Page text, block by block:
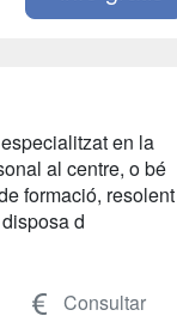
en la
al centre, o bé
formació, resolent
d
Consultar